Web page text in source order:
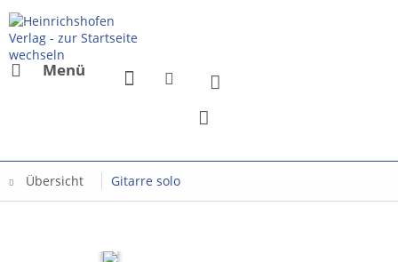
Menü
Übersicht Gitarre solo